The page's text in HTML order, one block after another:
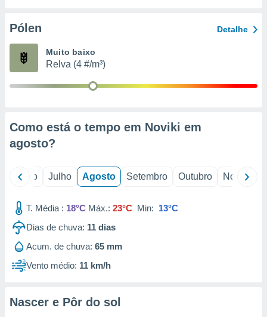
através
estudos
e
Pólen Detalhe
Muito baixo
Relva (4 #/m³)
Como está o tempo em Noviki em
agosto?
Junho Julho Agosto Setembro Outubro Novembro
T. Média : 18°C Máx.: 23°C Min: 13°C
Dias de chuva: 11 dias
Acum. de chuva: 65 mm
Vento médio: 11 km/h
Nascer e Pôr do sol